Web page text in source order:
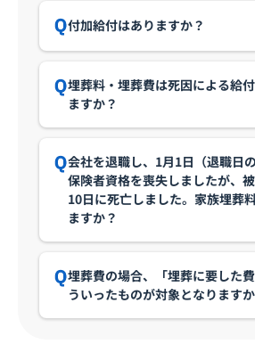
付加給付はありますか？
埋葬料・埋葬費は死因による給
ますか？
会社を退職し、1月1日（退職日
保険者資格を喪失しましたが、
10日に死亡しました。家族埋葬
ますか？
埋葬費の場合、「埋葬に要した
ういったものが対象となります